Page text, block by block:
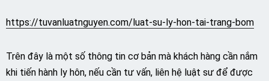
https://tuvanluatnguyen.com/luat-su-ly-hon-tai-trang-bom
Trên đây là một số thông tin cơ bản mà khách hàng cần nắm
khi tiến hành ly hôn, nếu cần tư vấn, liên hệ luật sư để được